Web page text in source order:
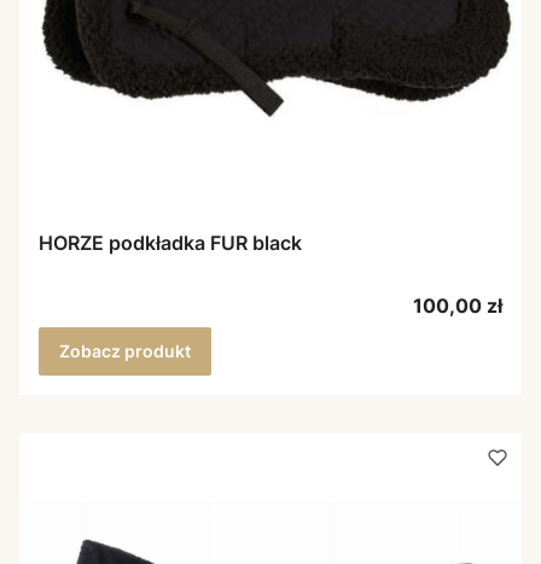
HORZE podkładka FUR black
Cena
100,00 zł
Zobacz produkt